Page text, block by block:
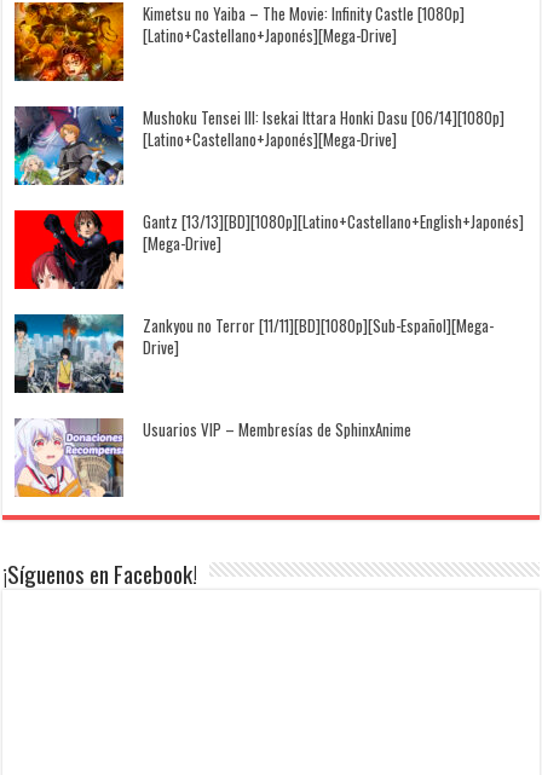
Kimetsu no Yaiba – The Movie: Infinity Castle [1080p]
[Latino+Castellano+Japonés][Mega-Drive]
Mushoku Tensei III: Isekai Ittara Honki Dasu [06/14][1080p]
[Latino+Castellano+Japonés][Mega-Drive]
Gantz [13/13][BD][1080p][Latino+Castellano+English+Japonés]
[Mega-Drive]
Zankyou no Terror [11/11][BD][1080p][Sub-Español][Mega-
Drive]
Usuarios VIP – Membresías de SphinxAnime
¡Síguenos en Facebook!